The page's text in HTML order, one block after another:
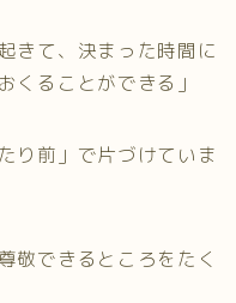
きて、決まった時間に
くることができる」
り前」で片づけていま
敬できるところをたく